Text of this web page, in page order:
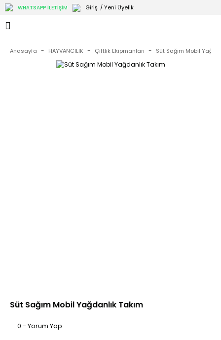
WHATSAPP İLETİŞİM Giriş / Yeni Üyelik
Anasayfa HAYVANCILIK Çiftlik Ekipmanları Süt Sağım Mobil
Süt Sağım Mobil Yağdanlık Takım
0 - Yorum Yap